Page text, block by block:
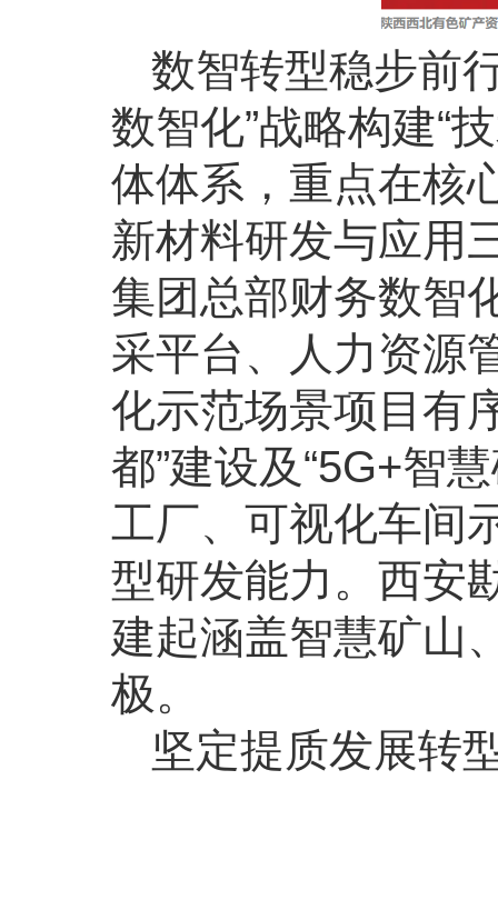
数智转型稳步前
数智化”战略构建“
体体系，重点在核
新材料研发与应用
集团总部财务数智
采平台、人力资源
化示范场景项目有
都”建设及“5G+智
工厂、可视化车间
型研发能力。西安
建起涵盖智慧矿山
极。
坚定提质发展转